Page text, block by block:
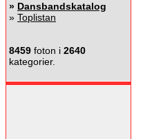
» Dansbandskatalog
» Toplistan
8459 foton i 2640
kategorier.